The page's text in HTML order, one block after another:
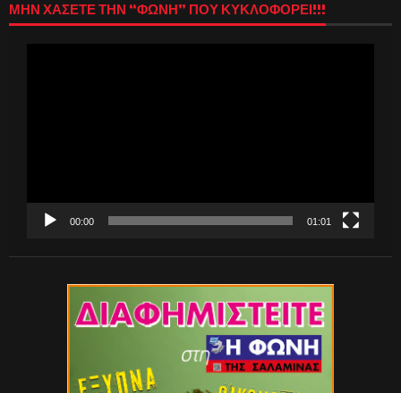
ΜΗΝ ΧΑΣΕΤΕ ΤΗΝ “ΦΩΝΗ” ΠΟΥ ΚΥΚΛΟΦΟΡΕΙ!!!
00:00 01:01